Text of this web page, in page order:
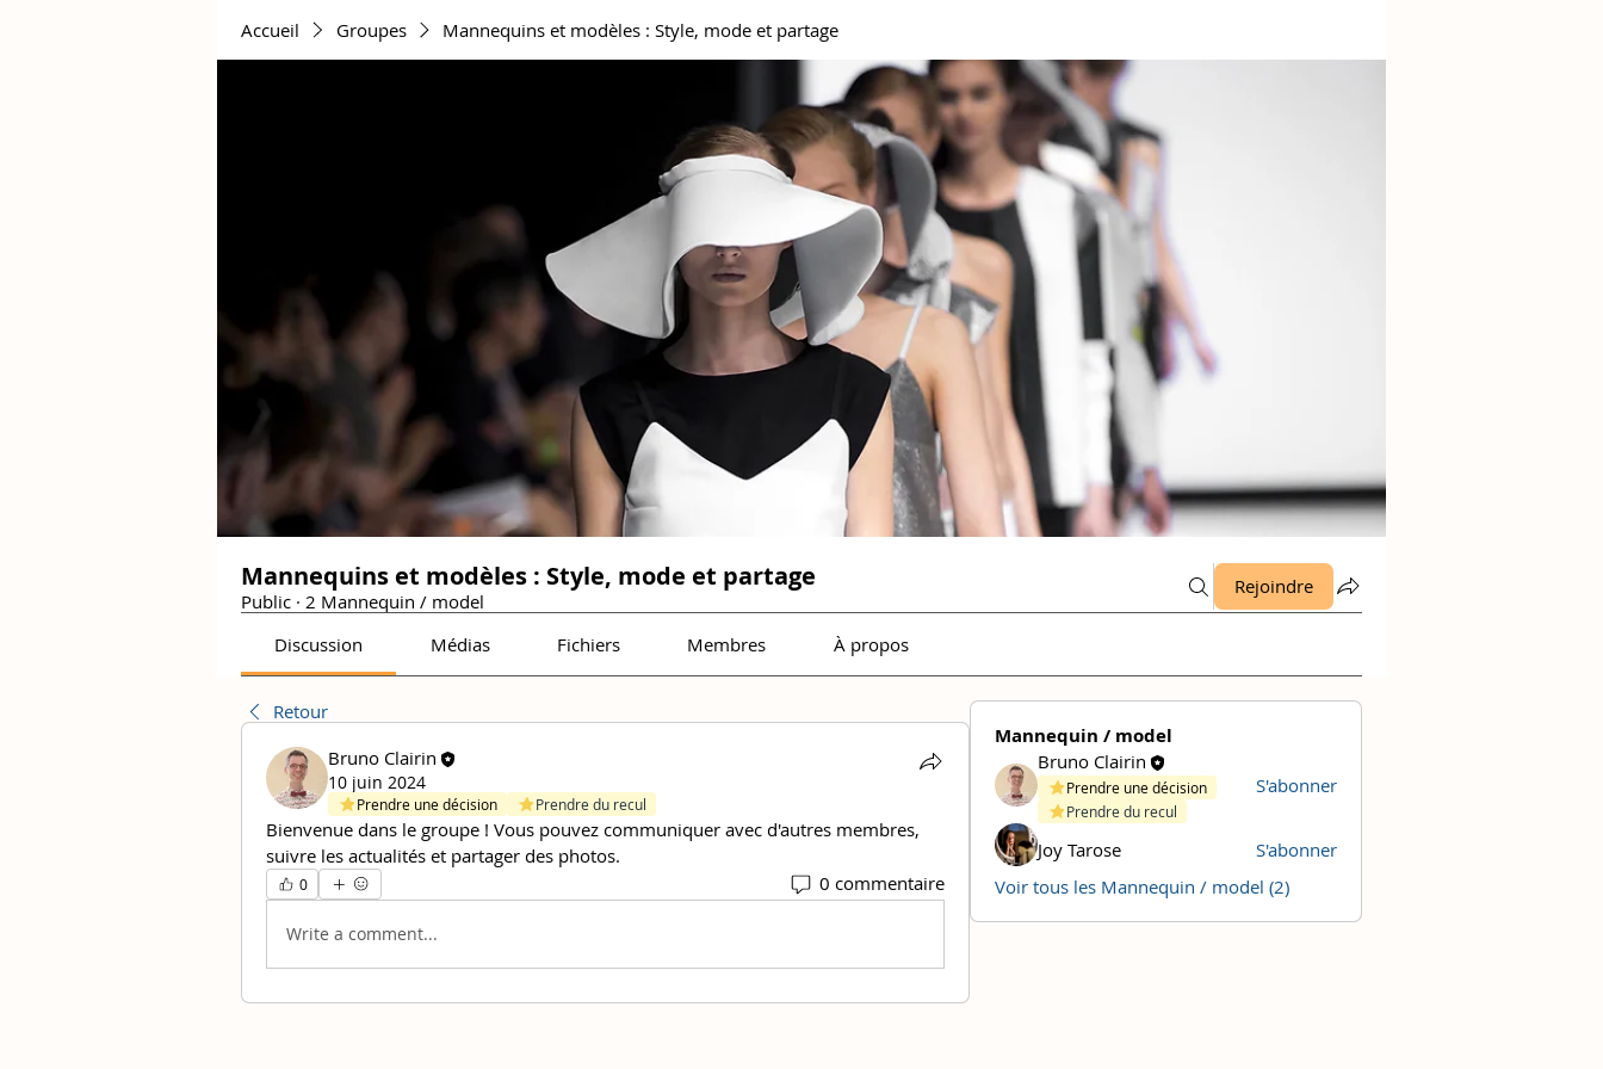
Accueil Groupes Mannequins et modèles : Style, mode et partage
Mannequins et modèles : Style, mode et partage
Public · 2 Mannequin / model
Rejoindre
Discussion Médias Fichiers Membres À propos
Retour
Bruno Clairin
10 juin 2024
Prendre une décision Prendre du recul
Bienvenue dans le groupe ! Vous pouvez communiquer avec d'autres membres,
suivre les actualités et partager des photos.
0 0 commentaire
Write a comment...
Mannequin / model
Bruno Clairin
Prendre une décision
Prendre du recul
S'abonner
Joy Tarose
S'abonner
Voir tous les Mannequin / model (2)